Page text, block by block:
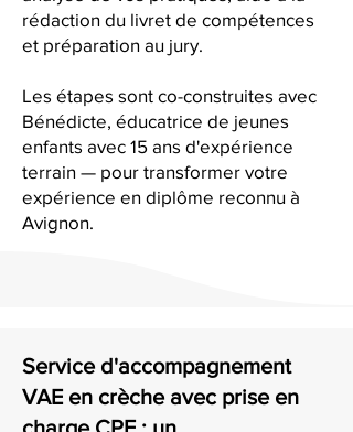
rédaction du livret de compétences
et préparation au jury.
Les étapes sont co-construites avec
Bénédicte, éducatrice de jeunes
enfants avec 15 ans d'expérience
terrain — pour transformer votre
expérience en diplôme reconnu à
Avignon.
Service d'accompagnement
VAE en crèche avec prise en